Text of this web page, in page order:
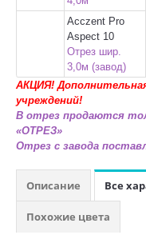
33 класс
ЧАСТО ИЩУТ:
С фаской
Толщиной 12мм
Класса пожарной
Acczent Pro
Aspect 10
Отрез шир.
3,0м (завод)
АКЦИЯ!
учреждений!
В отрез продаются
«ОТРЕЗ»
Отрез с завода
Описание Все
Похожие цвета